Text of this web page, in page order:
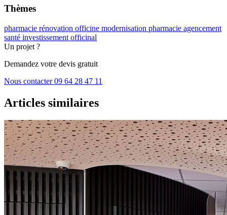
Thèmes
pharmacie rénovation officine modernisation pharmacie agencement
santé investissement officinal
Un projet ?
Demandez votre devis gratuit
Nous contacter09 64 28 47 11
Articles similaires